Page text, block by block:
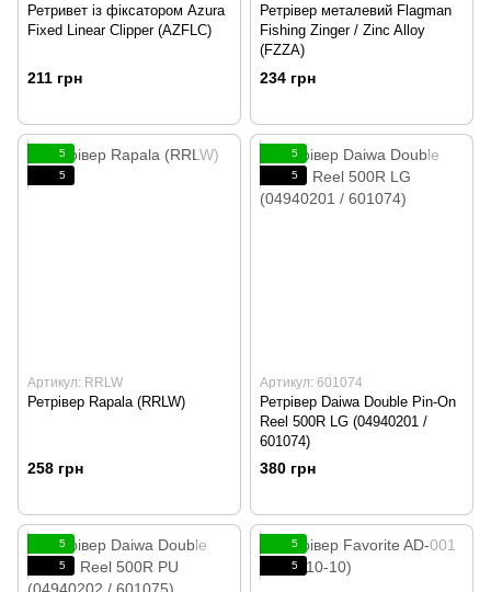
Ретривет із фіксатором Azura
Fixed Linear Clipper (AZFLC)
211 грн
Ретрівер металевий Flagman
Fishing Zinger / Zinc Alloy
(FZZA)
234 грн
5
5
Артикул: RRLW
Ретрівер Rapala (RRLW)
258 грн
5
5
Артикул: 601074
Ретрівер Daiwa Double Pin-On
Reel 500R LG (04940201 /
601074)
380 грн
5
5
5
5